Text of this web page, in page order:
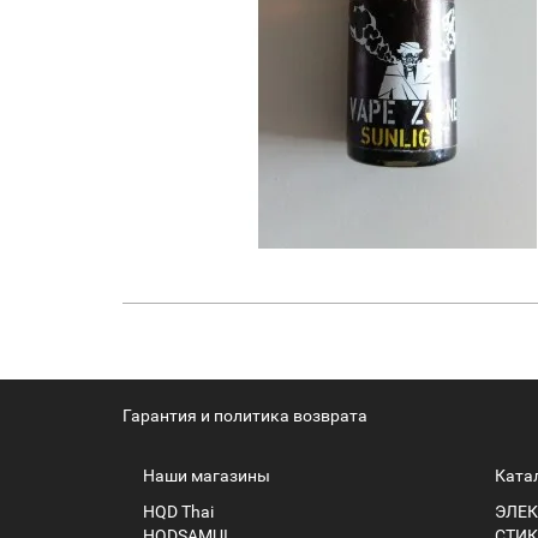
Гарантия и политика возврата
Наши магазины
HQD Thai